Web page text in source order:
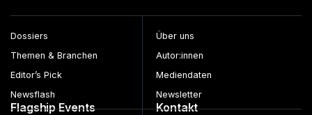
Dossiers
Themen & Branchen
Editor’s Pick
Newsflash
Über uns
Autor:innen
Mediendaten
Newsletter
Flagship Events Kontakt